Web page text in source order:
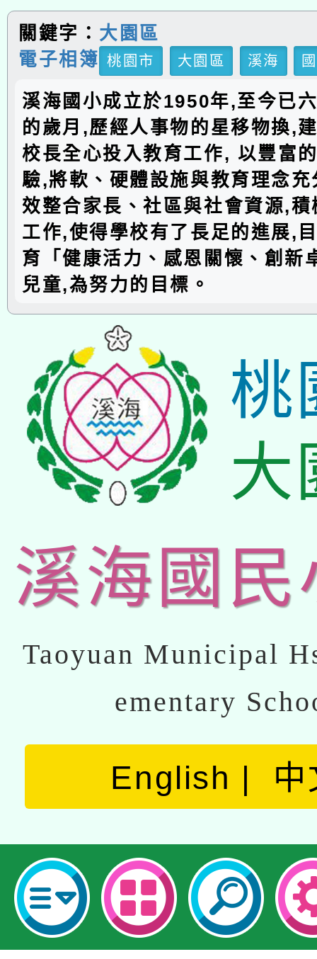
關鍵字： 大園區
電子相簿 桃園市 大園區 溪海
溪海國小成立於1950年,至今已
的歲月,歷經人事物的星移物換,
校長全心投入教育工作, 以豐富
驗,將軟、硬體設施與教育理念
效整合家長、社區與社會資源,
工作,使得學校有了長足的進展,
育「健康活力、感恩關懷、創新
兒童,為努力的目標。
桃
大
溪海國民
Taoyuan Municipal
ementary
English 中